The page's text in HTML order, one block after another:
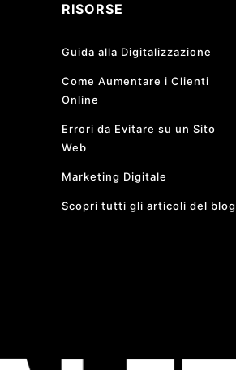
RISORSE
Guida alla Digitalizzazione
Come Aumentare i Clienti
Online
Errori da Evitare su un Sito
Web
Marketing Digitale
Scopri tutti gli articoli del blog